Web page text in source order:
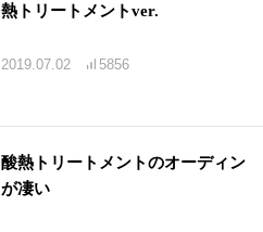
熱トリートメントver.
2019.07.02 5856
酸熱トリートメントのオーディン
が凄い